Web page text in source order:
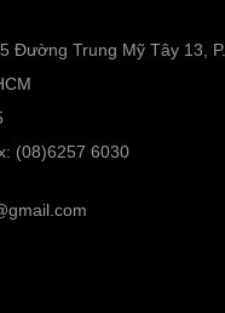
Đường Trung Mỹ Tây 13, P.
(08)6257 6030